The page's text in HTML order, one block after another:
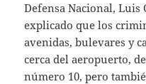
Defensa Nacional, Luis
explicado que los
avenidas, bulevares y
cerca del aeropuerto,
número 10, pero